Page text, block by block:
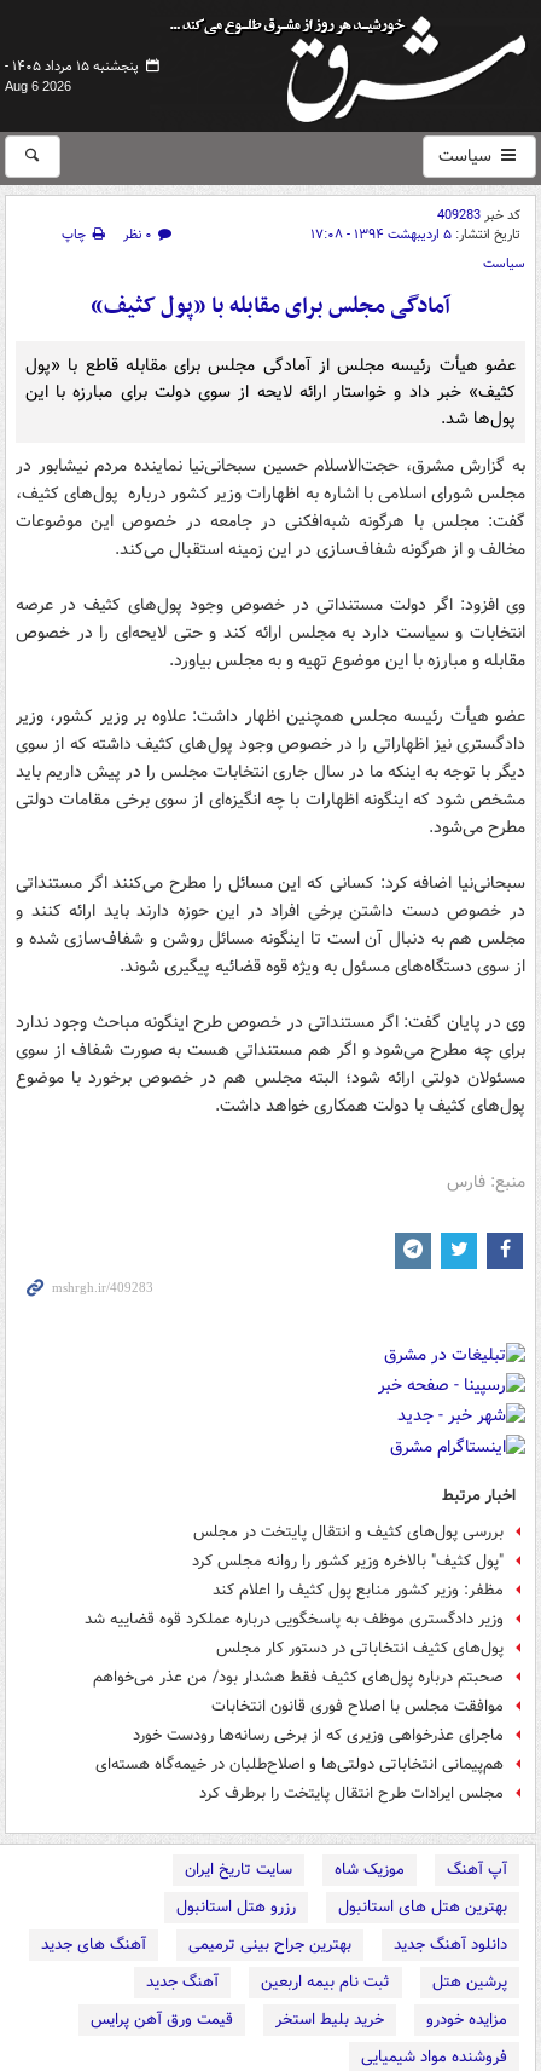
پنجشنبه ۱۵ مرداد ۱۴۰۵ -
Aug 6 2026
سیاست
کد خبر409283
تاریخ انتشار: ۵ اردیبهشت ۱۳۹۴ - ۱۷:۰۸ ۰ نظر
چاپ
سیاست
آمادگی مجلس برای مقابله با «پول کثیف»
عضو هیأت رئیسه مجلس از آمادگی مجلس برای مقابله قاطع با «پول
کثیف» خبر داد و خواستار ارائه لایحه از سوی دولت برای مبارزه با این
پول‌ها شد.
به گزارش مشرق، حجت‌الاسلام حسین سبحانی‌نیا نماینده مردم نیشابور در
مجلس شورای اسلامی با اشاره به اظهارات وزیر کشور درباره پول‌های کثیف،
گفت: مجلس با هرگونه شبه‌افکنی در جامعه در خصوص این موضوعات
مخالف و از هرگونه شفاف‌سازی در این زمینه استقبال می‌کند.
وی افزود: اگر دولت مستنداتی در خصوص وجود پول‌های کثیف در عرصه
انتخابات و سیاست دارد به مجلس ارائه کند و حتی لایحه‌ای را در خصوص
مقابله و مبارزه با این موضوع تهیه و به مجلس بیاورد.
عضو هیأت رئیسه مجلس همچنین اظهار داشت: علاوه بر وزیر کشور، وزیر
دادگستری نیز اظهاراتی را در خصوص وجود پول‌های کثیف داشته که از سوی
دیگر با توجه به اینکه ما در سال جاری انتخابات مجلس را در پیش داریم باید
مشخص شود که اینگونه اظهارات با چه انگیزه‌ای از سوی برخی مقامات دولتی
مطرح می‌شود.
سبحانی‌نیا اضافه کرد: کسانی که این مسائل را مطرح می‌کنند اگر مستنداتی
در خصوص دست داشتن برخی افراد در این حوزه دارند باید ارائه کنند و
مجلس هم به دنبال آن است تا اینگونه مسائل روشن و شفاف‌سازی شده و
از سوی دستگاه‌های مسئول به ویژه قوه قضائیه پیگیری شوند.
وی در پایان گفت: اگر مستنداتی در خصوص طرح اینگونه مباحث وجود ندارد
برای چه مطرح می‌شود و اگر هم مستنداتی هست به صورت شفاف از سوی
مسئولان دولتی ارائه شود؛ البته مجلس هم در خصوص برخورد با موضوع
پول‌های کثیف با دولت همکاری خواهد داشت.
منبع: فارس
اخبار مرتبط
بررسی پول‌های کثیف و انتقال پایتخت در مجلس
"پول کثیف" بالاخره وزیر کشور را روانه مجلس کرد
مظفر: وزیر کشور منابع پول کثیف را اعلام کند
وزیر دادگستری موظف به پاسخگویی درباره عملکرد قوه قضاییه شد
پول‌های کثیف انتخاباتی در دستور کار مجلس
صحبتم درباره پول‌های کثیف فقط هشدار بود/ من عذر می‌خواهم
موافقت مجلس با اصلاح فوری قانون انتخابات
ماجرای عذرخواهی وزیری که از برخی رسانه‌ها رودست خورد
هم‌پیمانی انتخاباتی دولتی‌ها و اصلاح‌طلبان در خیمه‌گاه هسته‌ای
مجلس ایرادات طرح انتقال پایتخت را برطرف کرد
آپ آهنگ موزیک شاه
سایت تاریخ ایران
بهترین هتل های استانبول
رزرو هتل استانبول
دانلود آهنگ جدید
بهترین جراح بینی ترمیمی
آهنگ های جدید
پرشین هتل
ثبت نام بیمه اربعین
آهنگ جدید
مزایده خودرو
خرید بلیط استخر
قیمت ورق آهن پرایس
فروشنده مواد شیمیایی